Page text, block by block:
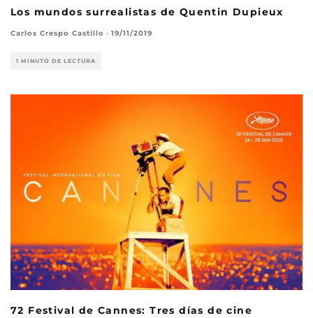
Los mundos surrealistas de Quentin Dupieux
Carlos Crespo Castillo · 19/11/2019
1 MINUTO DE LECTURA
72 Festival de Cannes: Tres días de cine